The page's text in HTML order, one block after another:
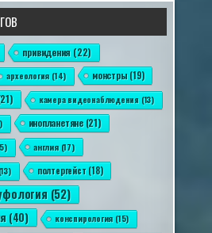
привидения (22)
археология(14) монстры(19)
камера видеонаблюдения (13)
инопланетяне(21)
англия(17)
полтергейст(18)
(52)
(40) конспирология(15)